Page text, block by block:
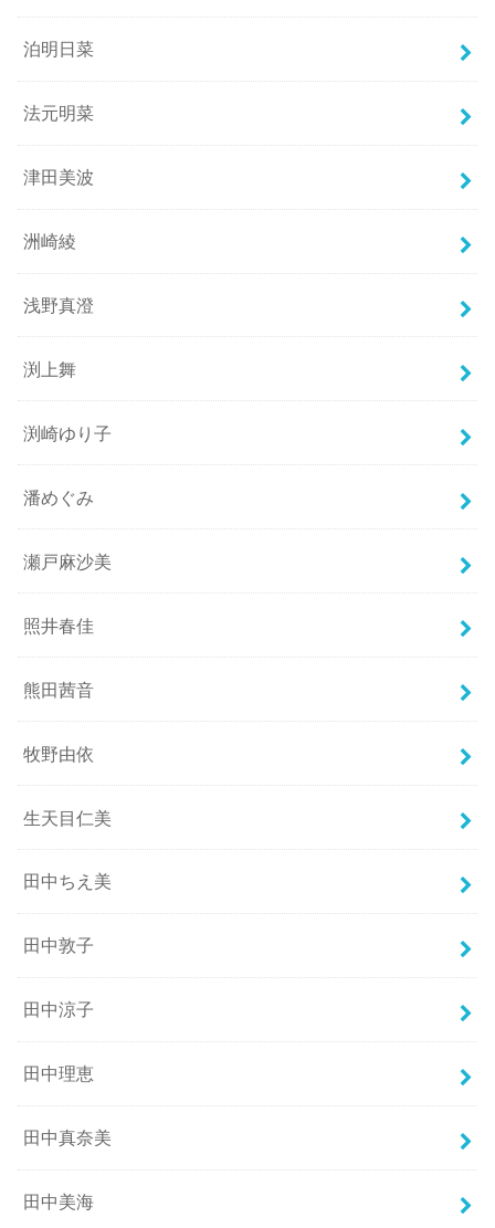
泊明日菜
法元明菜
津田美波
洲崎綾
浅野真澄
渕上舞
渕崎ゆり子
潘めぐみ
瀬戸麻沙美
照井春佳
熊田茜音
牧野由依
生天目仁美
田中ちえ美
田中敦子
田中涼子
田中理恵
田中真奈美
田中美海